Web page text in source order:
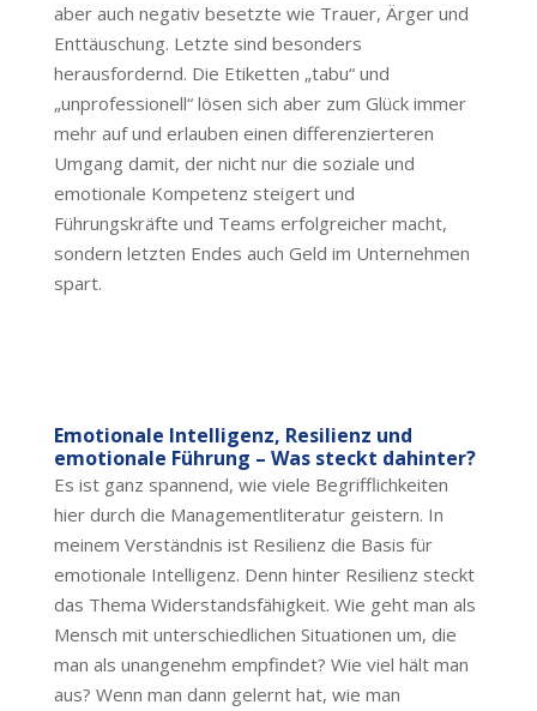
aber auch negativ besetzte wie Trauer, Ärger und
Enttäuschung. Letzte sind besonders
herausfordernd. Die Etiketten „tabu“ und
„unprofessionell“ lösen sich aber zum Glück immer
mehr auf und erlauben einen differenzierteren
Umgang damit, der nicht nur die soziale und
emotionale Kompetenz steigert und
Führungskräfte und Teams erfolgreicher macht,
sondern letzten Endes auch Geld im Unternehmen
spart.
Emotionale Intelligenz, Resilienz und
emotionale Führung – Was steckt dahinter?
Es ist ganz spannend, wie viele Begrifflichkeiten
hier durch die Managementliteratur geistern. In
meinem Verständnis ist Resilienz die Basis für
emotionale Intelligenz. Denn hinter Resilienz steckt
das Thema Widerstandsfähigkeit. Wie geht man als
Mensch mit unterschiedlichen Situationen um, die
man als unangenehm empfindet? Wie viel hält man
aus? Wenn man dann gelernt hat, wie man